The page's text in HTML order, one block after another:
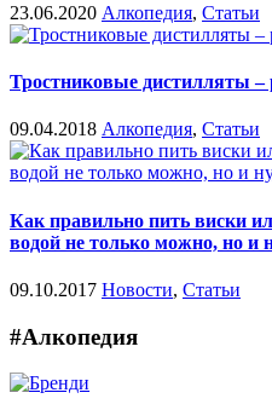
23.06.2020 Алкопедия, Статьи
Тростниковые дистилляты –
09.04.2018 Алкопедия, Статьи
Как правильно пить виски
водой не только можно, но и
09.10.2017 Новости, Статьи
#Алкопедия